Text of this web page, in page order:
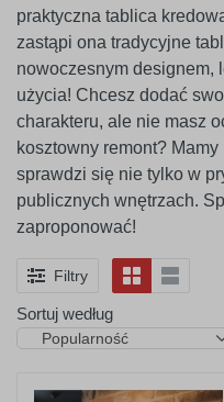
praktyczna tablica
zastąpi ona tradycyjne
nowoczesnym designem,
użycia! Chcesz dodać
charakteru, ale nie masz
kosztowny remont?
sprawdzi się nie tylko w
publicznych wnętrzach.
zaproponować!
Filtry
Sortuj według